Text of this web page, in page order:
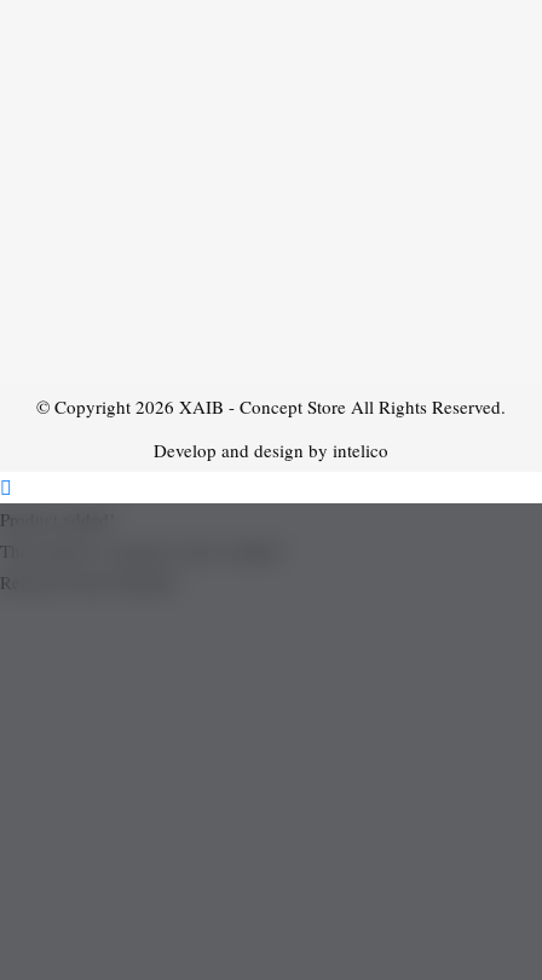
© Copyright 2026 XAIB - Concept Store All Rights Reserved.
Develop and design by intelico
Product added!
The product is already in the wishlist!
Removed from Wishlist